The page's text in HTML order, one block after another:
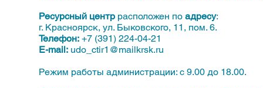
Ресурсный центр расположен по адресу:
г. Красноярск, ул. Быковского, 11, пом. 6.
Телефон: +7 (391) 224-04-21
E-mail: udo_ctir1@mailkrsk.ru
Режим работы администрации: с 9.00 до 18.00.